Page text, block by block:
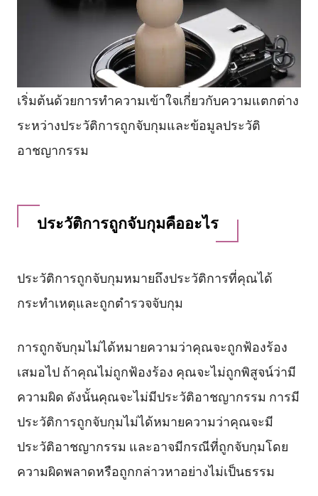
เริ่มต้นด้วยการทำความเข้าใจเกี่ยวกับความแตกต่าง
ระหว่างประวัติการถูกจับกุมและข้อมูลประวัติ
อาชญากรรม
ประวัติการถูกจับกุมคืออะไร
ประวัติการถูกจับกุมหมายถึงประวัติการที่คุณได้
กระทำเหตุและถูกตำรวจจับกุม
การถูกจับกุมไม่ได้หมายความว่าคุณจะถูกฟ้องร้อง
เสมอไป ถ้าคุณไม่ถูกฟ้องร้อง คุณจะไม่ถูกพิสูจน์ว่ามี
ความผิด ดังนั้นคุณจะไม่มีประวัติอาชญากรรม การมี
ประวัติการถูกจับกุมไม่ได้หมายความว่าคุณจะมี
ประวัติอาชญากรรม และอาจมีกรณีที่ถูกจับกุมโดย
ความผิดพลาดหรือถูกกล่าวหาอย่างไม่เป็นธรรม